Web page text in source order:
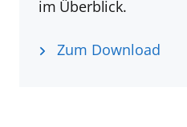
im Überblick.
Zum Download